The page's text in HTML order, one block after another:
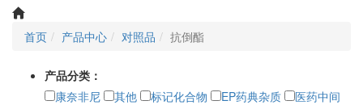
首页 产品中心 对照品 抗倒酯
产品分类：
康奈非尼
其他 标记化合物 EP药典杂质
医药中间